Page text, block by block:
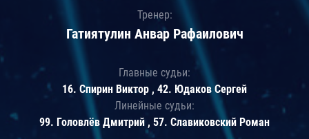
Тренер:
Гатиятулин Анвар Рафаилович
Главные судьи:
16. Спирин Виктор , 42. Юдаков Сергей
Линейные судьи:
99. Головлёв Дмитрий , 57. Славиковский Роман